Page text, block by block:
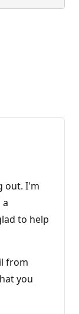
out. I'm
a
to help
from
you